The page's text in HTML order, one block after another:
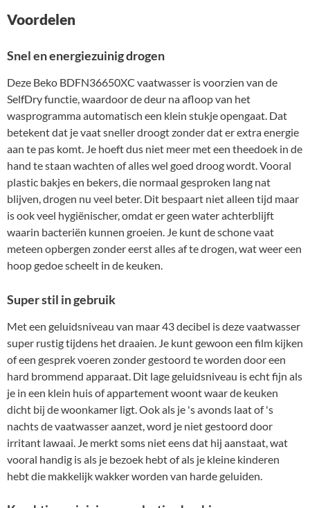
Voordelen
Snel en energiezuinig drogen
Deze Beko BDFN36650XC vaatwasser is voorzien van de
SelfDry functie, waardoor de deur na afloop van het
wasprogramma automatisch een klein stukje opengaat. Dat
betekent dat je vaat sneller droogt zonder dat er extra energie
aan te pas komt. Je hoeft dus niet meer met een theedoek in de
hand te staan wachten of alles wel goed droog wordt. Vooral
plastic bakjes en bekers, die normaal gesproken lang nat
blijven, drogen nu veel beter. Dit bespaart niet alleen tijd maar
is ook veel hygiënischer, omdat er geen water achterblijft
waarin bacteriën kunnen groeien. Je kunt de schone vaat
meteen opbergen zonder eerst alles af te drogen, wat weer een
hoop gedoe scheelt in de keuken.
Super stil in gebruik
Met een geluidsniveau van maar 43 decibel is deze vaatwasser
super rustig tijdens het draaien. Je kunt gewoon een film kijken
of een gesprek voeren zonder gestoord te worden door een
hard brommend apparaat. Dit lage geluidsniveau is echt fijn als
je in een klein huis of appartement woont waar de keuken
dicht bij de woonkamer ligt. Ook als je 's avonds laat of 's
nachts de vaatwasser aanzet, word je niet gestoord door
irritant lawaai. Je merkt soms niet eens dat hij aanstaat, wat
vooral handig is als je bezoek hebt of als je kleine kinderen
hebt die makkelijk wakker worden van harde geluiden.